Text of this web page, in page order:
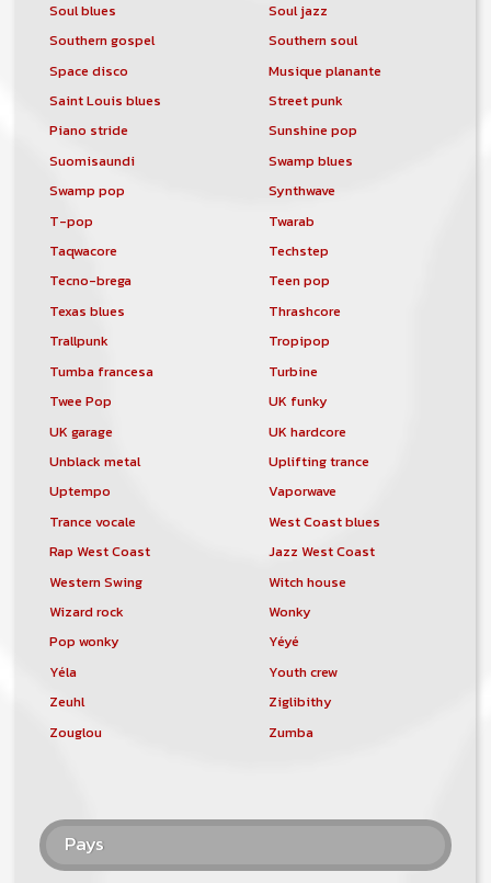
Soul blues
Soul jazz
Southern gospel
Southern soul
Space disco
Musique planante
Saint Louis blues
Street punk
Piano stride
Sunshine pop
Suomisaundi
Swamp blues
Swamp pop
Synthwave
T-pop
Twarab
Taqwacore
Techstep
Tecno-brega
Teen pop
Texas blues
Thrashcore
Trallpunk
Tropipop
Tumba francesa
Turbine
Twee Pop
UK funky
UK garage
UK hardcore
Unblack metal
Uplifting trance
Uptempo
Vaporwave
Trance vocale
West Coast blues
Rap West Coast
Jazz West Coast
Western Swing
Witch house
Wizard rock
Wonky
Pop wonky
Yéyé
Yéla
Youth crew
Zeuhl
Ziglibithy
Zouglou
Zumba
Pays